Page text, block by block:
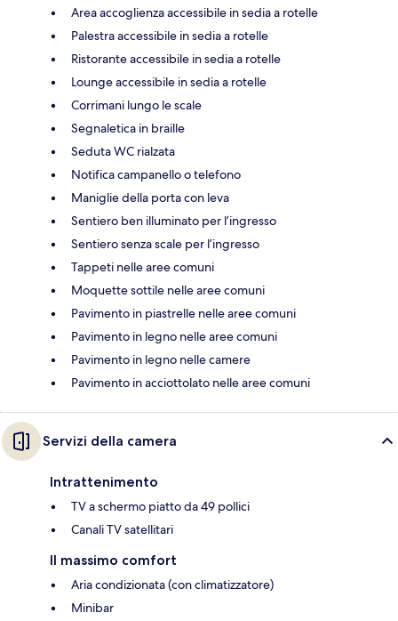
Area accoglienza accessibile in sedia a rotelle
Palestra accessibile in sedia a rotelle
Ristorante accessibile in sedia a rotelle
Lounge accessibile in sedia a rotelle
Corrimani lungo le scale
Segnaletica in braille
Seduta WC rialzata
Notifica campanello o telefono
Maniglie della porta con leva
Sentiero ben illuminato per l’ingresso
Sentiero senza scale per l’ingresso
Tappeti nelle aree comuni
Moquette sottile nelle aree comuni
Pavimento in piastrelle nelle aree comuni
Pavimento in legno nelle aree comuni
Pavimento in legno nelle camere
Pavimento in acciottolato nelle aree comuni
Servizi della camera
Intrattenimento
TV a schermo piatto da 49 pollici
Canali TV satellitari
Il massimo comfort
Aria condizionata (con climatizzatore)
Minibar